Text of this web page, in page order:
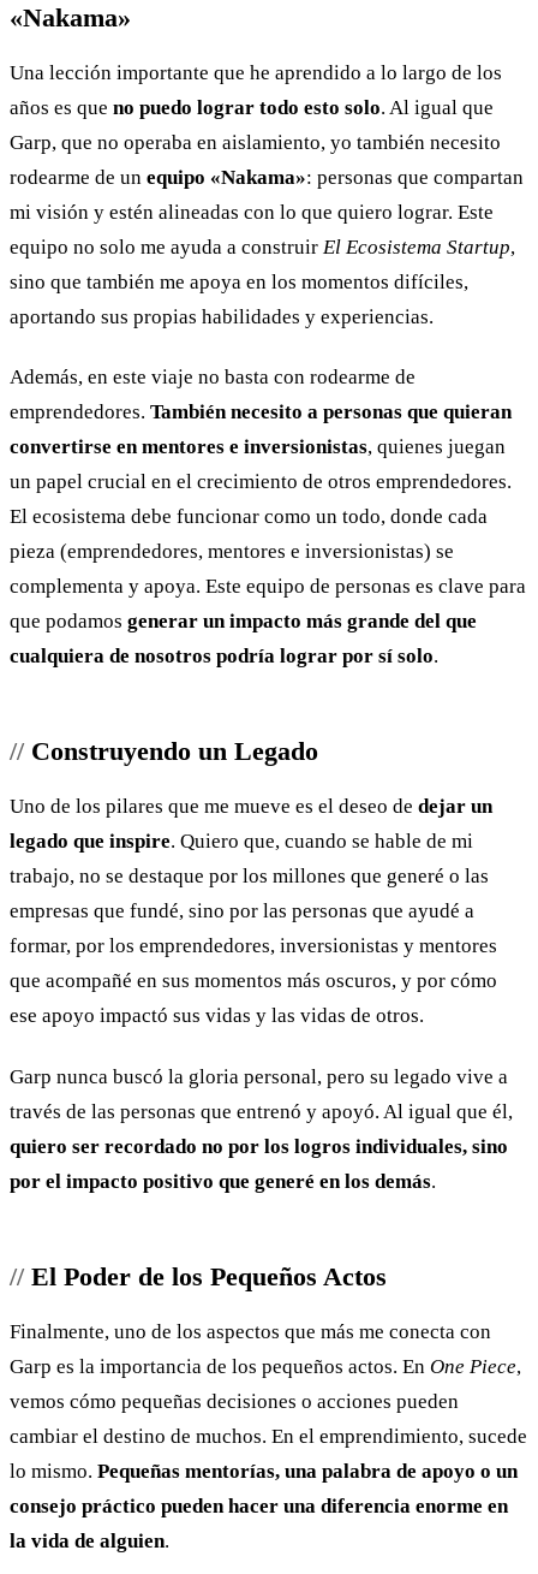
«Nakama»
Una lección importante que he aprendido a lo largo de los
años es que no puedo lograr todo esto solo. Al igual que
Garp, que no operaba en aislamiento, yo también necesito
rodearme de un equipo «Nakama»: personas que compartan
mi visión y estén alineadas con lo que quiero lograr. Este
equipo no solo me ayuda a construir El Ecosistema Startup,
sino que también me apoya en los momentos difíciles,
aportando sus propias habilidades y experiencias.
Además, en este viaje no basta con rodearme de
emprendedores. También necesito a personas que quieran
convertirse en mentores e inversionistas, quienes juegan
un papel crucial en el crecimiento de otros emprendedores.
El ecosistema debe funcionar como un todo, donde cada
pieza (emprendedores, mentores e inversionistas) se
complementa y apoya. Este equipo de personas es clave para
que podamos generar un impacto más grande del que
cualquiera de nosotros podría lograr por sí solo.
Construyendo un Legado
Uno de los pilares que me mueve es el deseo de dejar un
legado que inspire. Quiero que, cuando se hable de mi
trabajo, no se destaque por los millones que generé o las
empresas que fundé, sino por las personas que ayudé a
formar, por los emprendedores, inversionistas y mentores
que acompañé en sus momentos más oscuros, y por cómo
ese apoyo impactó sus vidas y las vidas de otros.
Garp nunca buscó la gloria personal, pero su legado vive a
través de las personas que entrenó y apoyó. Al igual que él,
quiero ser recordado no por los logros individuales, sino
por el impacto positivo que generé en los demás.
El Poder de los Pequeños Actos
Finalmente, uno de los aspectos que más me conecta con
Garp es la importancia de los pequeños actos. En One Piece,
vemos cómo pequeñas decisiones o acciones pueden
cambiar el destino de muchos. En el emprendimiento, sucede
lo mismo. Pequeñas mentorías, una palabra de apoyo o un
consejo práctico pueden hacer una diferencia enorme en
la vida de alguien.